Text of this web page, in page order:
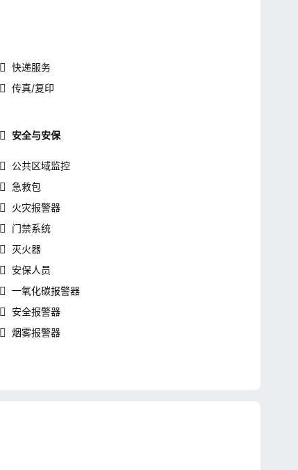
快递服务
传真/复印
婚宴服务
安全与安保
公共区域监控
急救包
火灾报警器
门禁系统
灭火器
安保人员
一氧化碳报警器
安全报警器
烟雾报警器